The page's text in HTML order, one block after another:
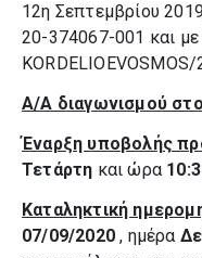
12η Σεπτεμβρίου
20-374067-001 και
Α/Α διαγωνισμού
Έναρξη υποβολής
Τετάρτη και ώρα
Καταληκτική
07/09/2020 , ημέρα